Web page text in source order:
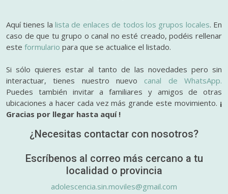
Aquí tienes lalista de enlaces de todos los grupos locales. En
caso de que tu grupo o canal no esté creado, podéis rellenar
este formulario para que se actualice el listado.
Si sólo quieres estar al tanto de las novedades pero sin
interactuar, tienes nuestro nuevo canal de WhatsApp.
Puedes también invitar a familiares y amigos de otras
ubicaciones a hacer cada vez más grande este movimiento. ¡
Gracias por llegar hasta aquí !
¿Necesitas contactar con nosotros?
Escríbenos al correo más cercano a tu
localidad o provincia
adolescencia.sin.moviles@gmail.com